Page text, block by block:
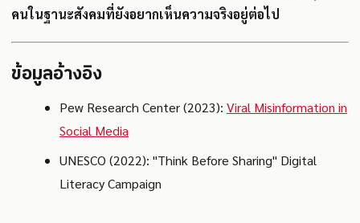
คนในฐานะสังคมที่ยังอยากเห็นความจริงอยู่ต่อไป
ข้อมูลอ้างอิง
Pew Research Center (2023): Viral Misinformation in
Social Media
UNESCO (2022): "Think Before Sharing" Digital
Literacy Campaign